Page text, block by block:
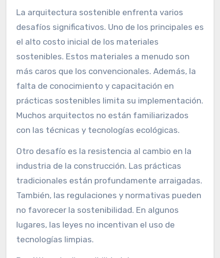
La arquitectura sostenible enfrenta varios
desafíos significativos. Uno de los principales es
el alto costo inicial de los materiales
sostenibles. Estos materiales a menudo son
más caros que los convencionales. Además, la
falta de conocimiento y capacitación en
prácticas sostenibles limita su implementación.
Muchos arquitectos no están familiarizados
con las técnicas y tecnologías ecológicas.
Otro desafío es la resistencia al cambio en la
industria de la construcción. Las prácticas
tradicionales están profundamente arraigadas.
También, las regulaciones y normativas pueden
no favorecer la sostenibilidad. En algunos
lugares, las leyes no incentivan el uso de
tecnologías limpias.